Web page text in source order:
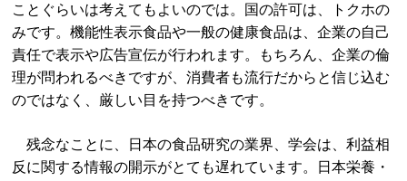
ことぐらいは考えてもよいのでは。国の許可は、トクホの
みです。機能性表示食品や一般の健康食品は、企業の自己
責任で表示や広告宣伝が行われます。もちろん、企業の倫
理が問われるべきですが、消費者も流行だからと信じ込む
のではなく、厳しい目を持つべきです。
残念なことに、日本の食品研究の業界、学会は、利益相
反に関する情報の開示がとても遅れています。日本栄養・